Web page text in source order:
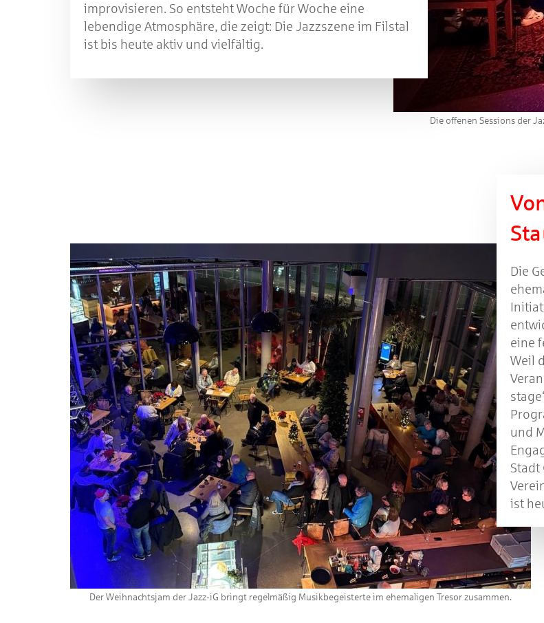
improvisieren. So entsteht Woche für Woche eine
lebendige Atmosphäre, die zeigt: Die Jazzszene im Filstal
ist bis heute aktiv und vielfältig.
Die offenen Sessions der
Der Weihnachtsjam der Jazz-iG bringt regelmäßig Musikbegeisterte im ehemaligen Tresor zusammen.
Die
eine
Weil
und
Stadt
ist